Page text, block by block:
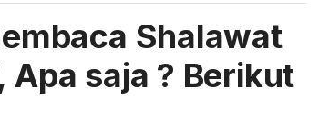
Shalawat
Apa saja ? Berikut